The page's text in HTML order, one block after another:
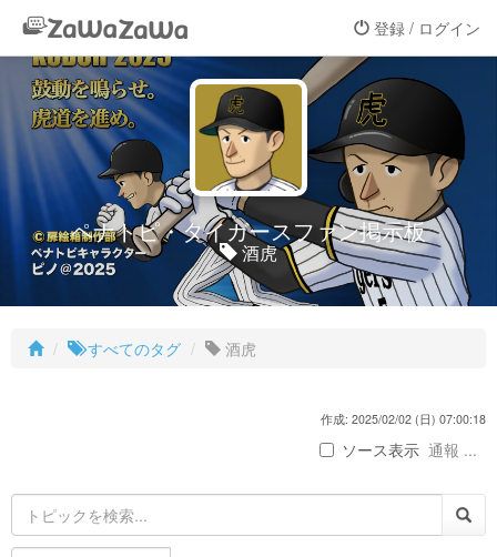
登録 / ログイン
ペナトピ・タイガースファン掲示板
酒虎
すべてのタグ 酒虎
作成: 2025/02/02 (日) 07:00:18
ソース表示 通報 ...